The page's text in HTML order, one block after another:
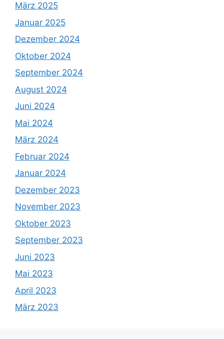
März 2025
Januar 2025
Dezember 2024
Oktober 2024
September 2024
August 2024
Juni 2024
Mai 2024
März 2024
Februar 2024
Januar 2024
Dezember 2023
November 2023
Oktober 2023
September 2023
Juni 2023
Mai 2023
April 2023
März 2023